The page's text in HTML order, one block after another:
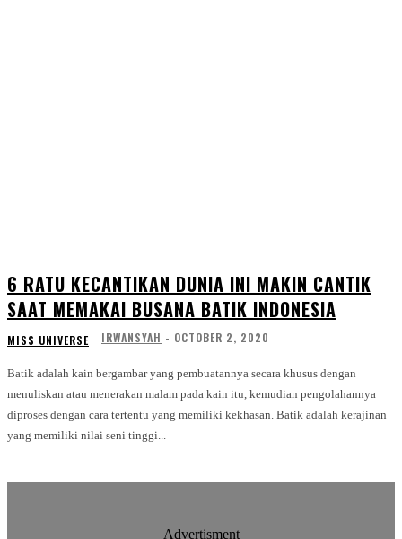
6 RATU KECANTIKAN DUNIA INI MAKIN CANTIK
SAAT MEMAKAI BUSANA BATIK INDONESIA
MISS UNIVERSE IRWANSYAH - OCTOBER 2, 2020
Batik adalah kain bergambar yang pembuatannya secara khusus dengan
menuliskan atau menerakan malam pada kain itu, kemudian pengolahannya
diproses dengan cara tertentu yang memiliki kekhasan. Batik adalah kerajinan
yang memiliki nilai seni tinggi...
Advertisment